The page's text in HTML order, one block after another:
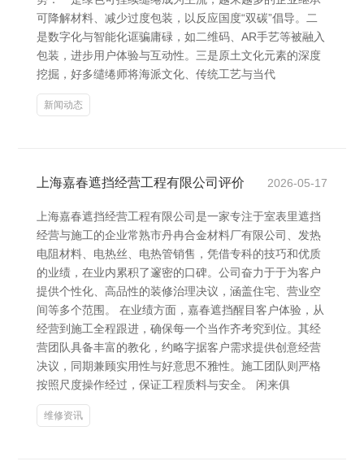
可降解材料、减少过度包装，以反应国度“双碳”倡导。二
是数字化与智能化诓骗庸碌，如二维码、AR手艺等被融入
包装，进步用户体验与互动性。三是原土文化元素的深度
挖掘，好多缱绻师将海派文化、传统工艺与当代
新闻动态
上海嘉春遮挡经营工程有限公司评价 2026-05-17
上海嘉春遮挡经营工程有限公司是一家专注于室表里遮挡
经营与施工的企业常熟市丹冉合金材料厂有限公司、发热
电阻材料、电热丝、电热管销售，凭借专科的技巧和优质
的业绩，在业内累积了邃密的口碑。公司奋力于于为客户
提供个性化、高品性的装修治理决议，涵盖住宅、营业空
间等多个范围。 在业绩方面，嘉春遮挡醒目客户体验，从
经营到施工全程跟进，确保每一个当作齐考究到位。其经
营团队具备丰富的教化，约略字据客户需求提供创意经营
决议，同期兼顾实用性与好意思不雅性。施工团队则严格
按照尺度操作经过，保证工程质料与安全。 闲来俱
维修资讯